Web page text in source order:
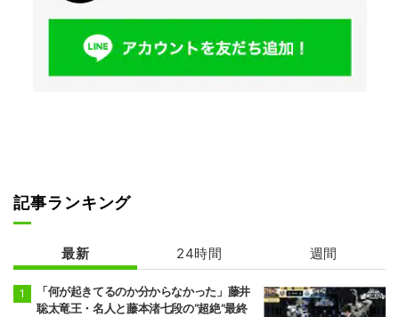
記事ランキング
最新 24時間 週間
「何が起きてるのか分からなかった」藤井
聡太竜王・名人と藤本渚七段の“超絶”最終